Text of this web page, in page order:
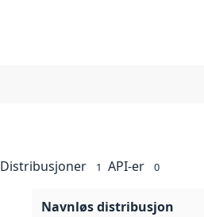
Distribusjoner 1 API-er 0
Navnløs distribusjon